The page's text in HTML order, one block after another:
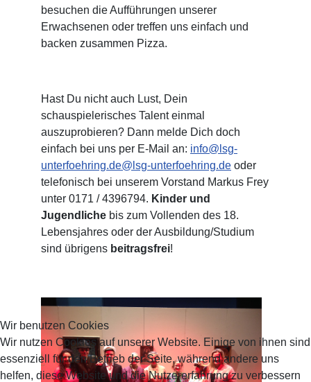
besuchen die Aufführungen unserer
Erwachsenen oder treffen uns einfach und
backen zusammen Pizza.
Hast Du nicht auch Lust, Dein
schauspielerisches Talent einmal
auszuprobieren? Dann melde Dich doch
einfach bei uns per E-Mail an: info@lsg-
unterfoehring.de@lsg-unterfoehring.de oder
telefonisch bei unserem Vorstand Markus Frey
unter 0171 / 4396794. Kinder und
Jugendliche bis zum Vollenden des 18.
Lebensjahres oder der Ausbildung/Studium
sind übrigens beitragsfrei!
Wir benutzen Cookies
Wir nutzen Cookies auf unserer Website. Einige von ihnen sind
essenziell für den Betrieb der Seite, während andere uns
helfen, diese Website und die Nutzererfahrung zu verbessern